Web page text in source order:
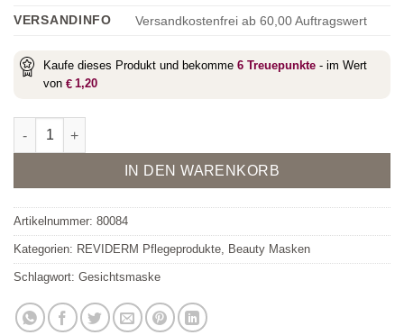
VERSANDINFO
Versandkostenfrei ab 60,00 Auftragswert
Kaufe dieses Produkt und bekomme 6 Treuepunkte - im Wert
von € 1,20
Pore Refining Mask (5 Masken) Menge
IN DEN WARENKORB
Alternative:
Artikelnummer: 80084
Kategorien: REVIDERM Pflegeprodukte, Beauty Masken
Schlagwort: Gesichtsmaske